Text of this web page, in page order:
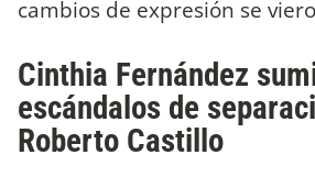
cambios de expresión se
Cinthia Fernández
escándalos de
Roberto Castillo